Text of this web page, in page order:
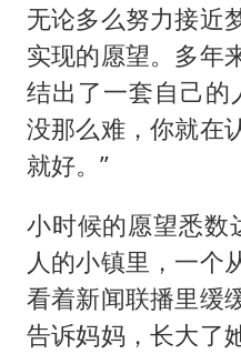
无论多么努力接近
实现的愿望。多年
结出了一套自己的
没那么难，你就在
就好。”
小时候的愿望悉数
人的小镇里，一个
看着新闻联播里缓
告诉妈妈，长大了